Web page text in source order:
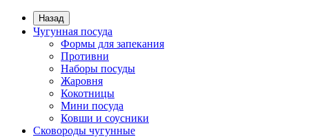
Назад
Чугунная посуда
Формы для запекания
Противни
Наборы посуды
Жаровня
Кокотницы
Мини посуда
Ковши и соусники
Сковороды чугунные